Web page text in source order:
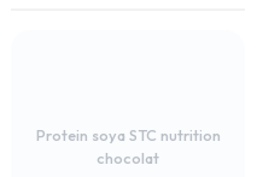
Protein soya STC nutrition
chocolat